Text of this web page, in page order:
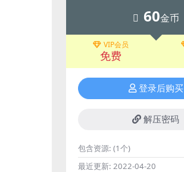
60金币
VIP会员
免费
登录后购买
解压密码
包含资源: (1个)
最近更新: 2022-04-20